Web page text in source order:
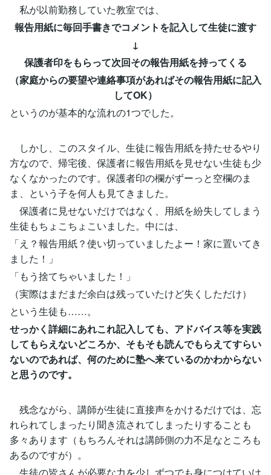
私が以前勤務していた教室では、
報告用紙に毎回手書きでコメントを記入して生徒に渡す
↓
保護者印をもらって次回その報告用紙を持ってくる
（家庭からの要望や連絡事項があればその報告用紙に記入
してOK）
というのが基本的な流れの1つでした。
しかし、このスタイル、生徒に報告用紙を持たせるやり
方なので、帰宅後、保護者に報告用紙を見せない生徒も少
なくなかったのです。保護者印の欄がずーっと空欄のま
ま、という子を何人も見てきました。
保護者に見せないだけではなく、用紙を紛失してしまう
生徒もちょこちょこいました。中には、
「え？報告用紙？使い切っていましたよー！家に置いてき
ました！」
「もう捨てちゃいました！」
（実際はまだまだ余白は残っていたけど失くしただけ）
という生徒も……。
せっかく詳細にあれこれ記入しても、アドバイス等を実践
してもらえないどころか、そもそも読んでもらえてすらい
ないのであれば、何のために塾へ来ているのかわからない
と思うのです。
残念ながら、講師が生徒に直接声をかけるだけでは、忘
れられてしまったり聞き流されてしまったりすることも
多々あります（もちろんそれは講師側の力不足なところも
あるのですが）。
生徒の皆さんが必要な力を少しずつでも身につけていけ